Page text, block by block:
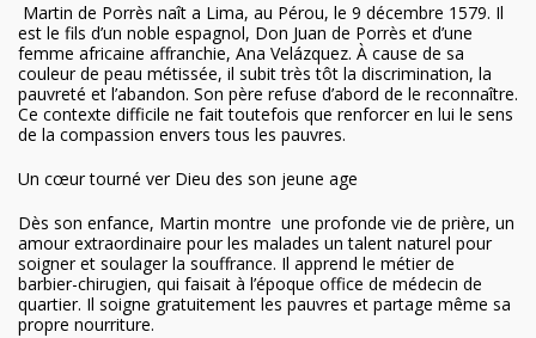
Martin de Porrès naît a Lima, au Pérou, le 9 décembre 1579. Il
est le fils d’un noble espagnol, Don Juan de Porrès et d’une
femme africaine affranchie, Ana Velázquez. À cause de sa
couleur de peau métissée, il subit très tôt la discrimination, la
pauvreté et l’abandon. Son père refuse d’abord de le reconnaître.
Ce contexte difficile ne fait toutefois que renforcer en lui le sens
de la compassion envers tous les pauvres.
Un cœur tourné ver Dieu des son jeune age
Dès son enfance, Martin montre une profonde vie de prière, un
amour extraordinaire pour les malades un talent naturel pour
soigner et soulager la souffrance. Il apprend le métier de
barbier-chirugien, qui faisait à l’époque office de médecin de
quartier. Il soigne gratuitement les pauvres et partage même sa
propre nourriture.